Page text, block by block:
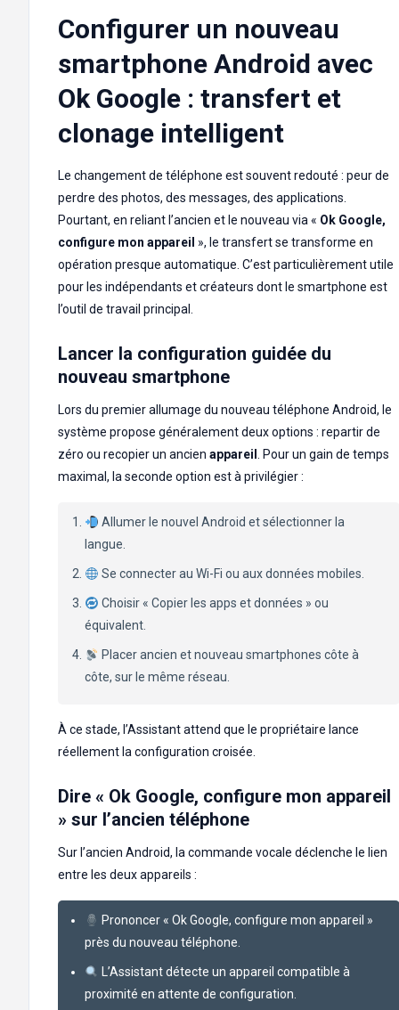
Configurer un nouveau
smartphone Android avec
Ok Google : transfert et
clonage intelligent
Le changement de téléphone est souvent redouté : peur de
perdre des photos, des messages, des applications.
Pourtant, en reliant l’ancien et le nouveau via « Ok Google,
configure mon appareil », le transfert se transforme en
opération presque automatique. C’est particulièrement utile
pour les indépendants et créateurs dont le smartphone est
l’outil de travail principal.
Lancer la configuration guidée du
nouveau smartphone
Lors du premier allumage du nouveau téléphone Android, le
système propose généralement deux options : repartir de
zéro ou recopier un ancien appareil . Pour un gain de temps
maximal, la seconde option est à privilégier :
Allumer le nouvel Android et sélectionner la
langue.
Se connecter au Wi-Fi ou aux données mobiles.
Choisir « Copier les apps et données » ou
équivalent.
Placer ancien et nouveau smartphones côte à
côte, sur le même réseau.
À ce stade, l’Assistant attend que le propriétaire lance
réellement la configuration croisée.
Dire « Ok Google, configure mon appareil
» sur l’ancien téléphone
Sur l’ancien Android, la commande vocale déclenche le lien
entre les deux appareils :
Prononcer « Ok Google, configure mon appareil »
près du nouveau téléphone.
L’Assistant détecte un appareil compatible à
proximité en attente de configuration.